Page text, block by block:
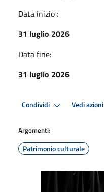
Data inizio :
31 luglio 2026
Data fine:
31 luglio 2026
Condividi Vedi azioni
Argomenti:
Patrimonio culturale